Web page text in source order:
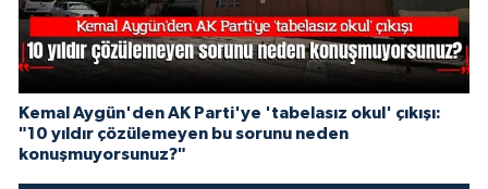
Kemal Aygün'den AK Parti'ye 'tabelasız okul' çıkışı:
"10 yıldır çözülemeyen bu sorunu neden
konuşmuyorsunuz?"